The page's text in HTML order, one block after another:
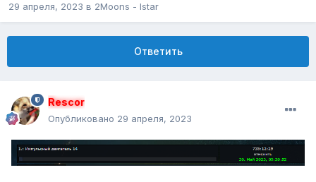
29 апреля, 2023 в 2Moons - Istar
Ответить
Rescor
Опубликовано 29 апреля, 2023